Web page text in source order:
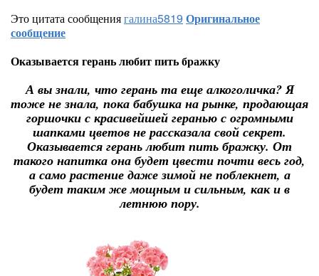
Это цитата сообщениягалина5819 Оригинальное
сообщение
Оказывается герань любит пить бражку
А вы знали, что герань та еще алкоголичка? Я
тоже не знала, пока бабушка на рынке, продающая
горшочки с красивейшей геранью с огромными
шапками цветов не рассказала свой секрет.
Оказывается герань любит пить бражку. От
такого напитка она будет цвести почти весь год,
а само растение даже зимой не поблекнет, а
будет таким же мощным и сильным, как и в
летнюю пору.